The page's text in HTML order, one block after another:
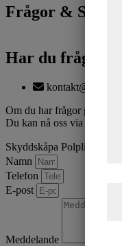
Frågor & Svar
Har du frågor
Om du har frågor gällande
Du kan nå oss via
Skyddskåpa Polplint
Namn
Telefon
E-post
Meddelande